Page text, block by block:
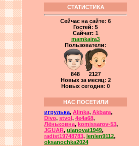
СТАТИСТИКА
Сейчас на сайте: 6
Гостей: 5
Сайчат: 1
mamkaira3
Пользователи:
848 2127
Новых за месяц: 2
Новых сегодня: 0
НАС ПОСЕТИЛИ
игрулька, Alinka, Akbara,
Divo, stvol , 4e4a68,
Лёньковна, komissarov-53,
JGUAR, ulanovat1949,
radist19748783, lenlen9112,
oksanochka2024